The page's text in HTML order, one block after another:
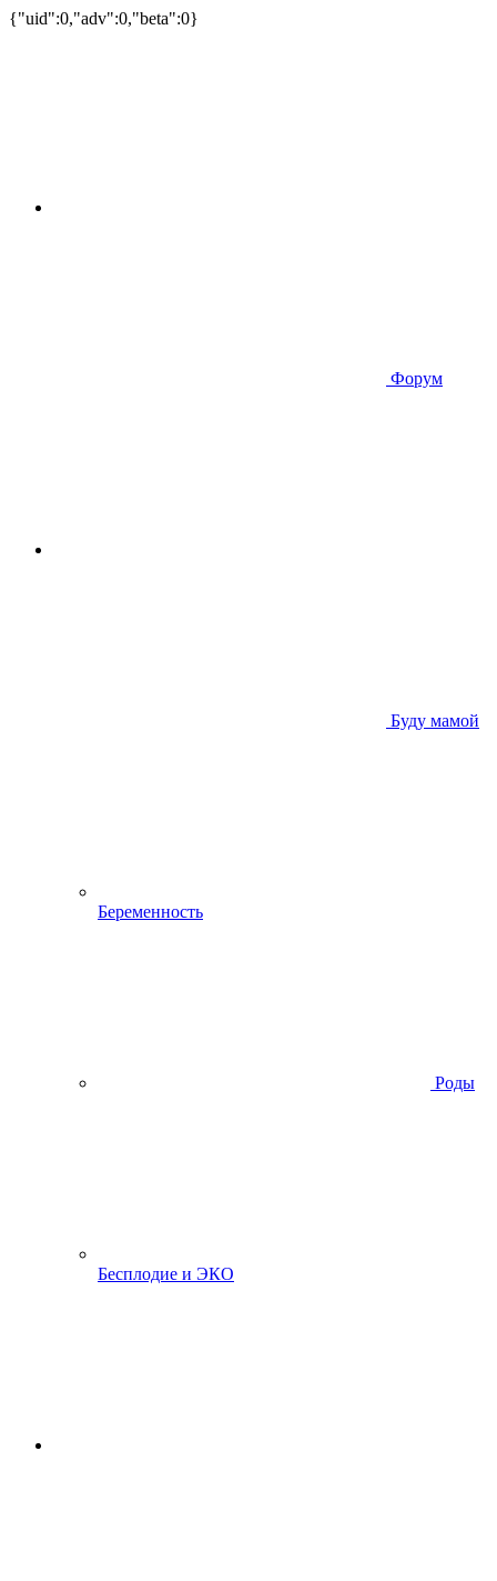
{"uid":0,"adv":0,"beta":0}
Форум
Буду мамой
Беременность
Роды
Бесплодие и ЭКО